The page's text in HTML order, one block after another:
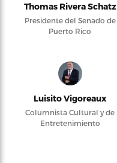
Thomas Rivera Schatz
Presidente del Senado de
Puerto Rico
Luisito Vigoreaux
Columnista Cultural y de
Entretenimiento